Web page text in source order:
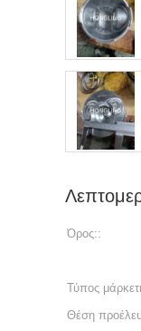
Όρος::
Τύπος
Θέση